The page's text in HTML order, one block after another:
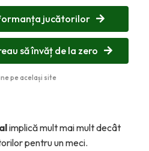
jucătorilor
să învăț de la zero
pe același site
implică mult mai mult decât
pentru un meci.